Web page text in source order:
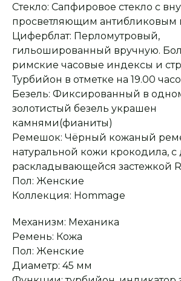
Стекло: Сапфировое стекло с
просветляющим антибликовым
Циферблат: Перломутровый,
гильошированный вручную.
римские часовые индексы и
Турбийон в отметке на 19.00
Безель: Фиксированный в
золотистый безель украшен
камнями(фианиты)
Ремешок: Чёрный кожаный
натуральной кожи крокодила,
раскладывающейся застежкой
Пол: Женские
Коллекция: Hommage
Механизм: Механика
Ремень: Кожа
Пол: Женские
Диаметр: 45 мм
Оплата при получении
Заказ опласивается
осмотра товара
консультация
Ответим на все
и поможем с выбором
обслуживание
На все товары
распространяется
гарантийные
обязательства